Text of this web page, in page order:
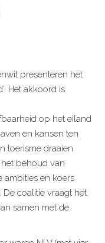
presenteren het
Het akkoord is
op het eiland
en kansen ten
toerisme draaien
behoud van
ambities en koers
coalitie vraagt het
samen met de